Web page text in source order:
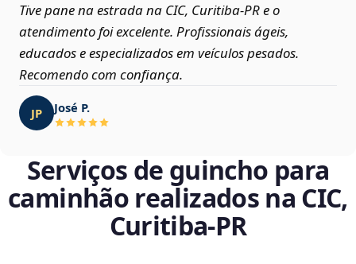
Tive pane na estrada na CIC, Curitiba‑PR e o
atendimento foi excelente. Profissionais ágeis,
educados e especializados em veículos pesados.
Recomendo com confiança.
JP José P.
Serviços de guincho para
caminhão realizados na CIC,
Curitiba‑PR